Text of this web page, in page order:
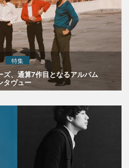
特集
ズ、通算7作目となるアルバム
タヴュー